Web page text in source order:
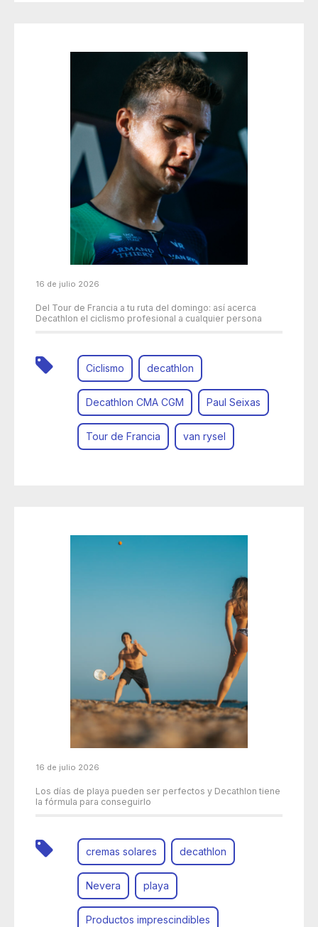
16 de julio 2026
Del Tour de Francia a tu ruta del domingo: así acerca
Decathlon el ciclismo profesional a cualquier persona
Ciclismo decathlon
Decathlon CMA CGM Paul Seixas
Tour de Francia van rysel
16 de julio 2026
Los días de playa pueden ser perfectos y Decathlon tiene
la fórmula para conseguirlo
cremas solares decathlon
Nevera playa
Productos imprescindibles